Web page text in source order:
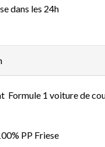
dans les 24h
Formule 1 voiture de
PP Friese